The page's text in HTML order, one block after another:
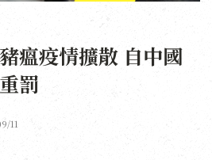
瘟疫情擴散 自中國
罰
11